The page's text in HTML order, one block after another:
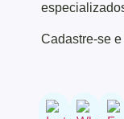
Cadastre-se